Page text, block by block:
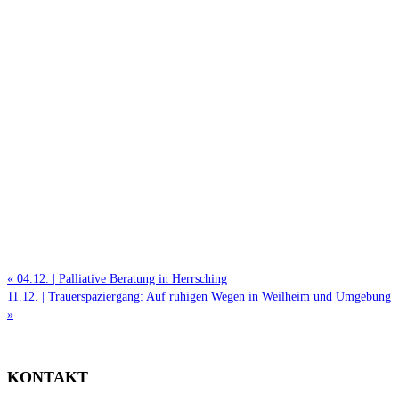
« 04.12. | Palliative Beratung in Herrsching
11.12. | Trauerspaziergang: Auf ruhigen Wegen in Weilheim und Umgebung
»
KONTAKT